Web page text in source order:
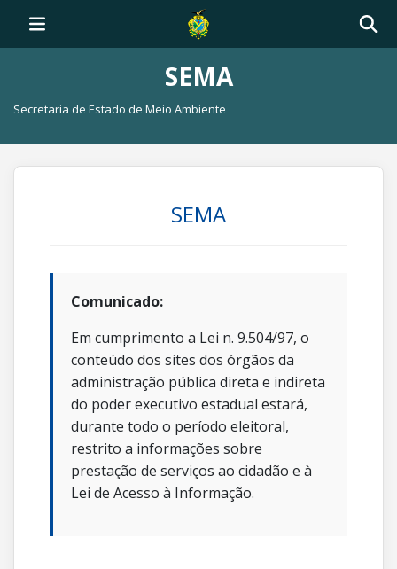
SEMA
Secretaria de Estado de Meio Ambiente
SEMA
Comunicado:
Em cumprimento a Lei n. 9.504/97, o
conteúdo dos sites dos órgãos da
administração pública direta e indireta
do poder executivo estadual estará,
durante todo o período eleitoral,
restrito a informações sobre
prestação de serviços ao cidadão e à
Lei de Acesso à Informação.